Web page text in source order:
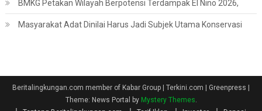
BMKG Petakan Wilayah Berpotensi Terdampak El Nino 2026,
Masyarakat Adat Dinilai Harus Jadi Subjek Utama Konservasi
Beritalingkungan.com member of Kabar Group | Terkini.com | Greenpress |
Theme: News Portal by Mystery Themes.